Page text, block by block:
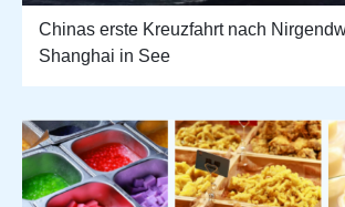
Chinas erste Kreuzfahrt nach
Shanghai in See